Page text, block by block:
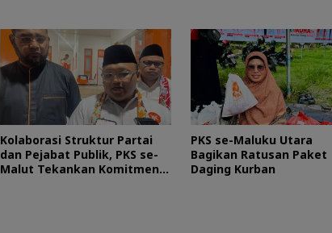
Kolaborasi Struktur Partai
dan Pejabat Publik, PKS se-
Malut Tekankan Komitmen
PKS se-Maluku Utara
Bagikan Ratusan Paket
Daging Kurban